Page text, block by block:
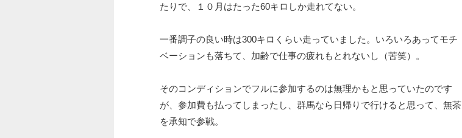
たりで、１０月はたった60キロしか走れてない。
一番調子の良い時は300キロくらい走っていました。いろいろあってモチ
ベーションも落ちて、加齢で仕事の疲れもとれないし（苦笑）。
そのコンディションでフルに参加するのは無理かもと思っていたのです
が、参加費も払ってしまったし、群馬なら日帰りで行けると思って、無茶
を承知で参戦。